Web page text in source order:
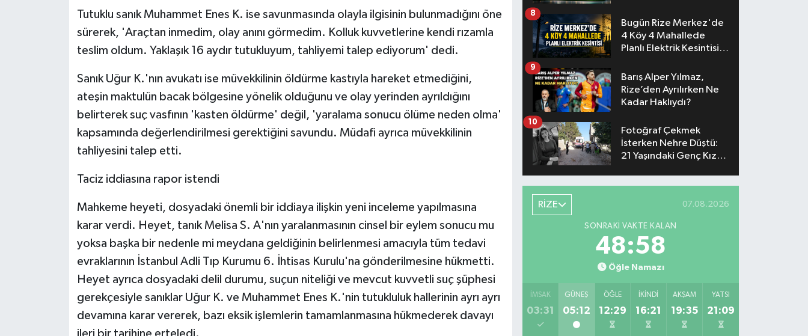
Tutuklu sanık Muhammet Enes K. ise savunmasında olayla ilgisinin bulunmadığını öne
sürerek, 'Araçtan inmedim, olay anını görmedim. Kolluk kuvvetlerine kendi rızamla
teslim oldum. Yaklaşık 16 aydır tutukluyum, tahliyemi talep ediyorum' dedi.
Sanık Uğur K.'nın avukatı ise müvekkilinin öldürme kastıyla hareket etmediğini,
ateşin maktulün bacak bölgesine yönelik olduğunu ve olay yerinden ayrıldığını
belirterek suç vasfının 'kasten öldürme' değil, 'yaralama sonucu ölüme neden olma'
kapsamında değerlendirilmesi gerektiğini savundu. Müdafi ayrıca müvekkilinin
tahliyesini talep etti.
Taciz iddiasına rapor istendi
Mahkeme heyeti, dosyadaki önemli bir iddiaya ilişkin yeni inceleme yapılmasına
karar verdi. Heyet, tanık Melisa S. A'nın yaralanmasının cinsel bir eylem sonucu mu
yoksa başka bir nedenle mi meydana geldiğinin belirlenmesi amacıyla tüm tedavi
evraklarının İstanbul Adli Tıp Kurumu 6. İhtisas Kurulu'na gönderilmesine hükmetti.
Heyet ayrıca dosyadaki delil durumu, suçun niteliği ve mevcut kuvvetli suç şüphesi
gerekçesiyle sanıklar Uğur K. ve Muhammet Enes K.'nin tutukluluk hallerinin ayrı ayrı
devamına karar vererek, bazı eksik işlemlerin tamamlanmasına hükmederek davayı
Belli Oldu
Bugün Rize Merkez'de
4 Köy 4 Mahallede
Planlı Elektrik Kesintisi
8
Barış Alper Yılmaz,
Rize’den Ayrılırken Ne
Kadar Haklıydı?
9
Fotoğraf Çekmek
İsterken Nehre Düştü:
21 Yaşındaki Genç Kız
10
RİZE 07.08.2026
SONRAKI VAKTE KALAN
48:57
Öğle Namazı
İMSAK
03:31
GÜNEŞ
05:12
ÖĞLE
12:29
İKINDI
16:21
AKŞAM
19:35
YATSI
21:09